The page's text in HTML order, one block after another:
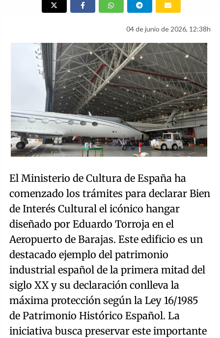
04 de junio de 2026, 12:38h
El Ministerio de Cultura de España ha
comenzado los trámites para declarar Bien
de Interés Cultural el icónico hangar
diseñado por Eduardo Torroja en el
Aeropuerto de Barajas. Este edificio es un
destacado ejemplo del patrimonio
industrial español de la primera mitad del
siglo XX y su declaración conlleva la
máxima protección según la Ley 16/1985
de Patrimonio Histórico Español. La
iniciativa busca preservar este importante